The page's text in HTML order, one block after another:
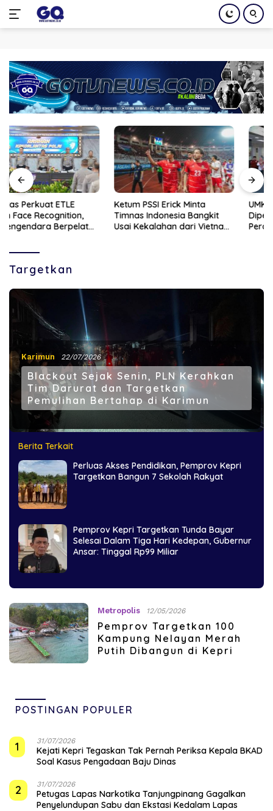
konten
Ketum PSSI Erick Minta
Timnas Indonesia Bangkit
Usai Kekalahan dari Vietnam
UMKM Tanjungpinang
Diperkenalkan AI untuk
Percepat Pengembangan
Targetkan
Karimun 22/07/2026
Blackout Sejak Senin, PLN Kerahkan
Tim Darurat dan Targetkan
Pemulihan Bertahap di Karimun
Berita Terkait
Perluas Akses Pendidikan, Pemprov Kepri
Targetkan Bangun 7 Sekolah Rakyat
Pemprov Kepri Targetkan Tunda Bayar
Selesai Dalam Tiga Hari Kedepan, Gubernur
Ansar: Tinggal Rp99 Miliar
Metropolis 12/05/2026
Pemprov Targetkan 100
Kampung Nelayan Merah
Putih Dibangun di Kepri
POSTINGAN POPULER
1 31/07/2026
Kejati Kepri Tegaskan Tak Pernah Periksa Kepala BKAD
Soal Kasus Pengadaan Baju Dinas
2 31/07/2026
Petugas Lapas Narkotika Tanjungpinang Gagalkan
Penyelundupan Sabu dan Ekstasi Kedalam Lapas